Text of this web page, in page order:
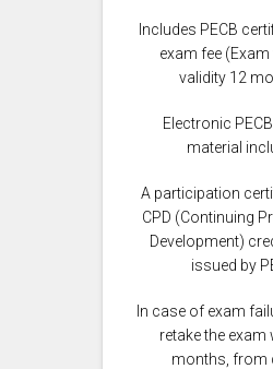
Includes PECB
exam fee
validity 12
Electronic
material
A participation
CPD (Continuing
Development)
issued by
In case of exam
retake the exam
months, from